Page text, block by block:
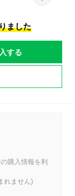
ました
する
購入情報を利
れません)